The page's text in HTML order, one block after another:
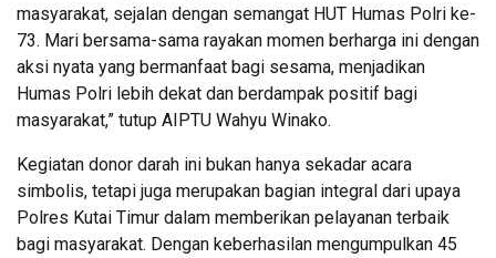
masyarakat, sejalan dengan semangat HUT Humas Polri ke-
73. Mari bersama-sama rayakan momen berharga ini dengan
aksi nyata yang bermanfaat bagi sesama, menjadikan
Humas Polri lebih dekat dan berdampak positif bagi
masyarakat,” tutup AIPTU Wahyu Winako.
Kegiatan donor darah ini bukan hanya sekadar acara
simbolis, tetapi juga merupakan bagian integral dari upaya
Polres Kutai Timur dalam memberikan pelayanan terbaik
bagi masyarakat. Dengan keberhasilan mengumpulkan 45